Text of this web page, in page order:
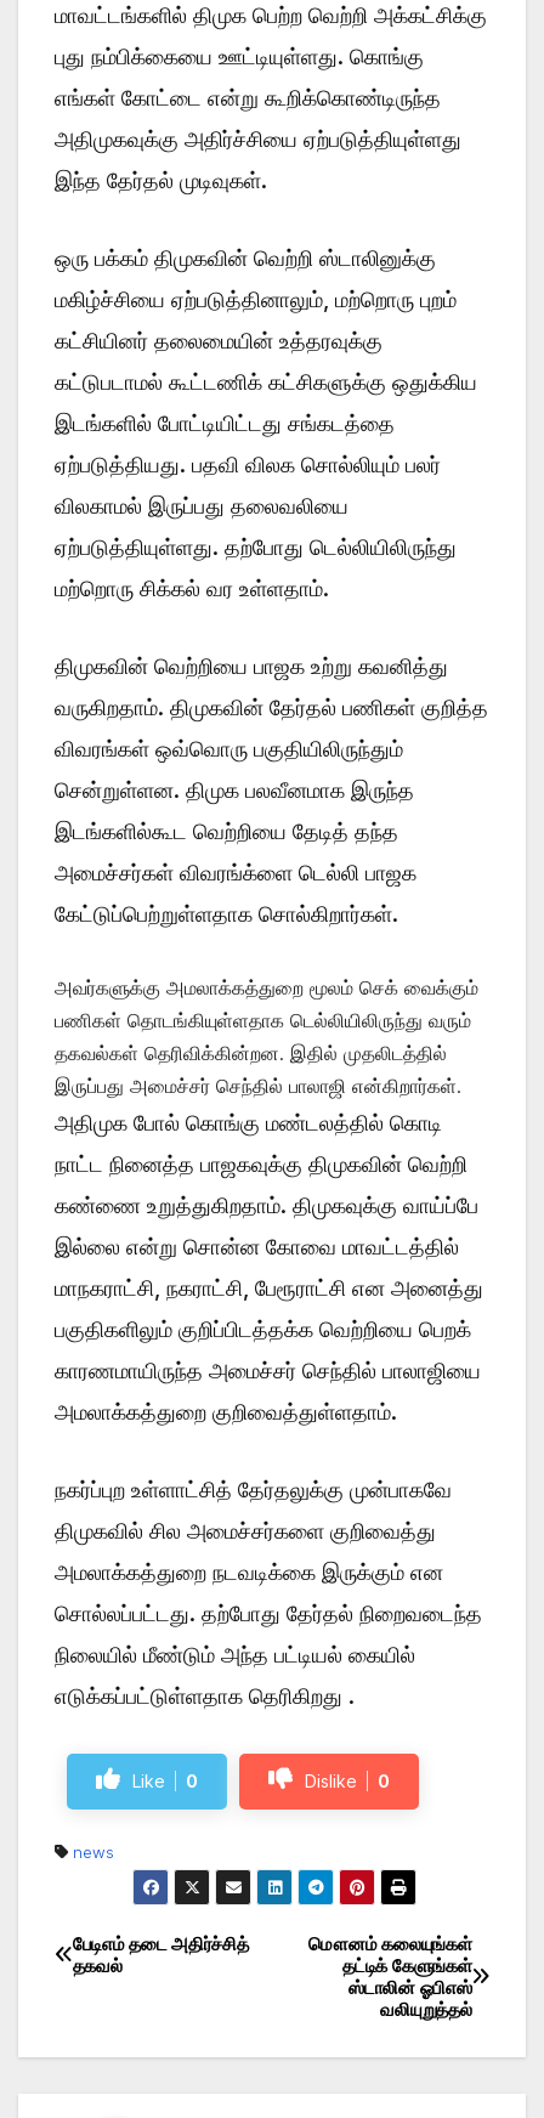
மாவட்டங்களில் திமுக பெற்ற வெற்றி அக்கட்சிக்கு
புது நம்பிக்கையை ஊட்டியுள்ளது. கொங்கு
எங்கள் கோட்டை என்று கூறிக்கொண்டிருந்த
அதிமுகவுக்கு அதிர்ச்சியை ஏற்படுத்தியுள்ளது
இந்த தேர்தல் முடிவுகள்.
ஒரு பக்கம் திமுகவின் வெற்றி ஸ்டாலினுக்கு
மகிழ்ச்சியை ஏற்படுத்தினாலும், மற்றொரு புறம்
கட்சியினர் தலைமையின் உத்தரவுக்கு
கட்டுபடாமல் கூட்டணிக் கட்சிகளுக்கு ஒதுக்கிய
இடங்களில் போட்டியிட்டது சங்கடத்தை
ஏற்படுத்தியது. பதவி விலக சொல்லியும் பலர்
விலகாமல் இருப்பது தலைவலியை
ஏற்படுத்தியுள்ளது. தற்போது டெல்லியிலிருந்து
மற்றொரு சிக்கல் வர உள்ளதாம்.
திமுகவின் வெற்றியை பாஜக உற்று கவனித்து
வருகிறதாம். திமுகவின் தேர்தல் பணிகள் குறித்த
விவரங்கள் ஒவ்வொரு பகுதியிலிருந்தும்
சென்றுள்ளன. திமுக பலவீனமாக இருந்த
இடங்களில்கூட வெற்றியை தேடித் தந்த
அமைச்சர்கள் விவரங்க்ளை டெல்லி பாஜக
கேட்டுப்பெற்றுள்ளதாக சொல்கிறார்கள்.
அவர்களுக்கு அமலாக்கத்துறை மூலம் செக் வைக்கும்
பணிகள் தொடங்கியுள்ளதாக டெல்லியிலிருந்து வரும்
தகவல்கள் தெரிவிக்கின்றன. இதில் முதலிடத்தில்
இருப்பது அமைச்சர் செந்தில் பாலாஜி என்கிறார்கள்.
அதிமுக போல் கொங்கு மண்டலத்தில் கொடி
நாட்ட நினைத்த பாஜகவுக்கு திமுகவின் வெற்றி
கண்ணை உறுத்துகிறதாம். திமுகவுக்கு வாய்ப்பே
இல்லை என்று சொன்ன கோவை மாவட்டத்தில்
மாநகராட்சி, நகராட்சி, பேரூராட்சி என அனைத்து
பகுதிகளிலும் குறிப்பிடத்தக்க வெற்றியை பெறக்
காரணமாயிருந்த அமைச்சர் செந்தில் பாலாஜியை
அமலாக்கத்துறை குறிவைத்துள்ளதாம்.
நகர்ப்புற உள்ளாட்சித் தேர்தலுக்கு முன்பாகவே
திமுகவில் சில அமைச்சர்களை குறிவைத்து
அமலாக்கத்துறை நடவடிக்கை இருக்கும் என
சொல்லப்பட்டது. தற்போது தேர்தல் நிறைவடைந்த
நிலையில் மீண்டும் அந்த பட்டியல் கையில்
எடுக்கப்பட்டுள்ளதாக தெரிகிறது .
Like 0 Dislike 0
news
Post
மௌனம் கலையுங்கள்
தட்டிக் கேளுங்கள்
ஸ்டாலின் ஓபிஎஸ்
வலியுறுத்தல்
பேடிஎம் தடை அதிர்ச்சித்
தகவல்